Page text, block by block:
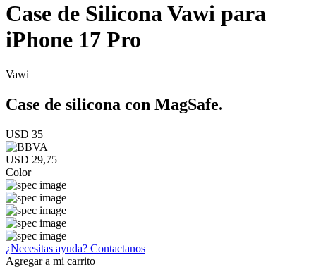
Case de Silicona Vawi para
iPhone 17 Pro
Vawi
Case de silicona con MagSafe.
USD 35
USD 29,75
Color
¿Necesitas ayuda? Contactanos
Agregar a mi carrito